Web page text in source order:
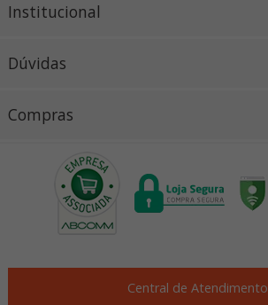
Institucional
Dúvidas
Compras
Central de Atendimento